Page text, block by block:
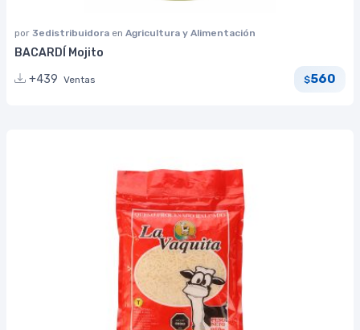
por 3edistribuidora en Agricultura y Alimentación
BACARDÍ Mojito
+439 Ventas $560